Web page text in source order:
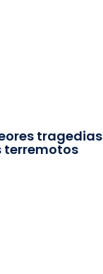
tragedias
terremotos